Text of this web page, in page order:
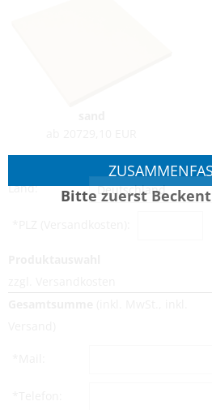
Bitte zuerst
Land: